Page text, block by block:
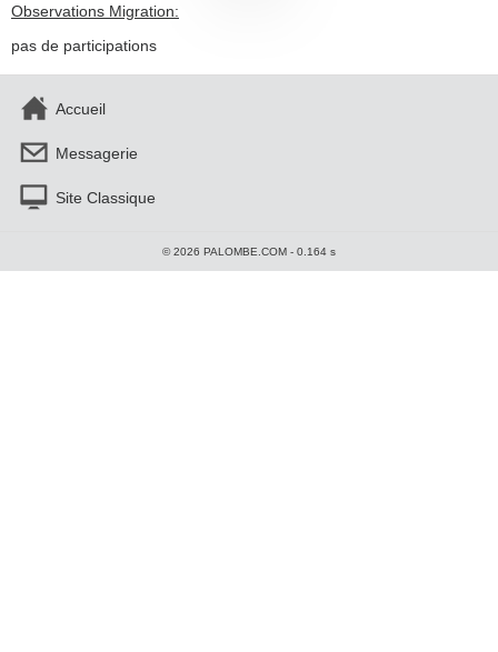
Observations Migration:
pas de participations
Accueil
Messagerie
Site Classique
© 2026 PALOMBE.COM - 0.164 s